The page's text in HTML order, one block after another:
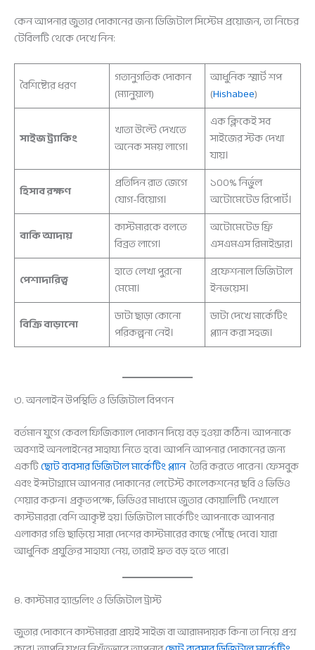
কেন আপনার জুতার দোকানের জন্য ডিজিটাল সিস্টেম প্রয়োজন, তা নিচের
টেবিলটি থেকে দেখে নিন:
বৈশিষ্ট্যের ধরণ
গতানুগতিক দোকান
(ম্যানুয়াল)
আধুনিক স্মার্ট শপ
(Hishabee)
সাইজ ট্র্যাকিং
খাতা উল্টে দেখতে
অনেক সময় লাগে।
এক ক্লিকেই সব
সাইজের স্টক দেখা
যায়।
হিসাব রক্ষণ
প্রতিদিন রাত জেগে
যোগ-বিয়োগ।
১০০% নির্ভুল
অটোমেটেড রিপোর্ট।
বাকি আদায়
কাস্টমারকে বলতে
বিব্রত লাগে।
অটোমেটেড ফ্রি
এসএমএস রিমাইন্ডার।
পেশাদারিত্ব
হাতে লেখা পুরনো
মেমো।
প্রফেশনাল ডিজিটাল
ইনভয়েস।
বিক্রি বাড়ানো
ডাটা ছাড়া কোনো
পরিকল্পনা নেই।
ডাটা দেখে মার্কেটিং
প্ল্যান করা সহজ।
৩. অনলাইন উপস্থিতি ও ডিজিটাল বিপণন
বর্তমান যুগে কেবল ফিজিক্যাল দোকান দিয়ে বড় হওয়া কঠিন। আপনাকে
অবশ্যই অনলাইনের সাহায্য নিতে হবে। আপনি আপনার দোকানের জন্য
একটিছোট ব্যবসার ডিজিটাল মার্কেটিং প্ল্যানতৈরি করতে পারেন। ফেসবুক
এবং ইন্সটাগ্রামে আপনার দোকানের লেটেস্ট কালেকশনের ছবি ও ভিডিও
শেয়ার করুন। প্রকৃতপক্ষে, ভিডিওর মাধ্যমে জুতার কোয়ালিটি দেখালে
কাস্টমাররা বেশি আকৃষ্ট হয়। ডিজিটাল মার্কেটিং আপনাকে আপনার
এলাকার গণ্ডি ছাড়িয়ে সারা দেশের কাস্টমারের কাছে পৌঁছে দেবে। যারা
আধুনিক প্রযুক্তির সাহায্য নেয়, তারাই দ্রুত বড় হতে পারে।
৪. কাস্টমার হ্যান্ডলিং ও ডিজিটাল ট্রাস্ট
জুতার দোকানে কাস্টমাররা প্রায়ই সাইজ বা আরামদায়ক কিনা তা নিয়ে প্রশ্ন